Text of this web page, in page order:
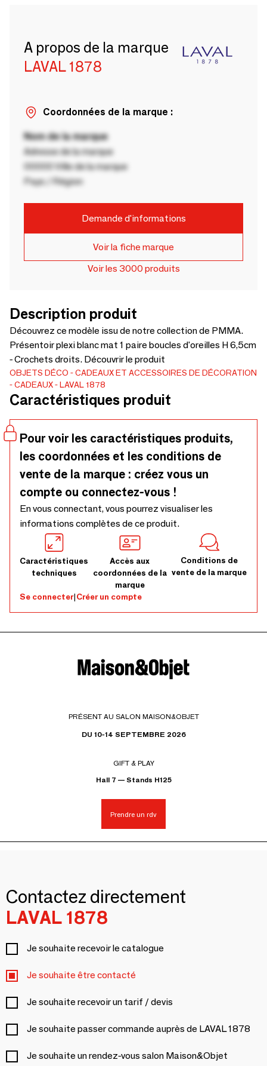
A propos de la marque
LAVAL 1878
Coordonnées de la marque :
Nom de la marque
Adresse de la marque
00000 Ville de la marque
Pays / Région
Demande d'informations
Voir la fiche marque
Voir les 3000 produits
Description produit
Découvrez ce modèle issu de notre collection de PMMA.
Présentoir plexi blanc mat 1 paire boucles d'oreilles H 6,5cm
- Crochets droits. Découvrir le produit
OBJETS DÉCO
CADEAUX ET ACCESSOIRES DE DÉCORATION
CADEAUX
LAVAL 1878
Caractéristiques produit
Pour voir les caractéristiques produits,
les coordonnées et les conditions de
vente de la marque : créez vous un
compte ou connectez-vous !
En vous connectant, vous pourrez visualiser les
informations complètes de ce produit.
Caractéristiques
techniques
Accès aux
coordonnées de la
marque
Conditions de
vente de la marque
Se connecter|Créer un compte
PRÉSENT AU SALON MAISON&OBJET
DU 10-14 SEPTEMBRE 2026
GIFT & PLAY
Hall 7 — Stands H125
Prendre un rdv
Contactez directement
LAVAL 1878
Je souhaite recevoir le catalogue
Je souhaite être contacté
Je souhaite recevoir un tarif / devis
Je souhaite passer commande auprès de LAVAL 1878
Je souhaite un rendez-vous salon Maison&Objet